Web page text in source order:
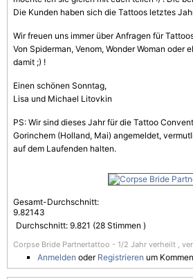
Die Kunden haben sich die Tattoos letztes
Wir freuen uns immer über Anfragen für
Von Spiderman, Venom, Wonder Woman
damit ;) !
Einen schönen Sonntag,
Lisa und Michael Litovkin
PS: Wir sind dieses Jahr für die Tattoo
Gorinchem (Holland, Mai) angemeldet,
auf dem Laufenden halten.
Gesamt-Durchschnitt:
9.82143
Durchschnitt: 9.821 (28 Stimmen )
Corpse Bride Partnertattoo - 1/2 Jahr verheilt ,
Anmelden oder Registrieren um